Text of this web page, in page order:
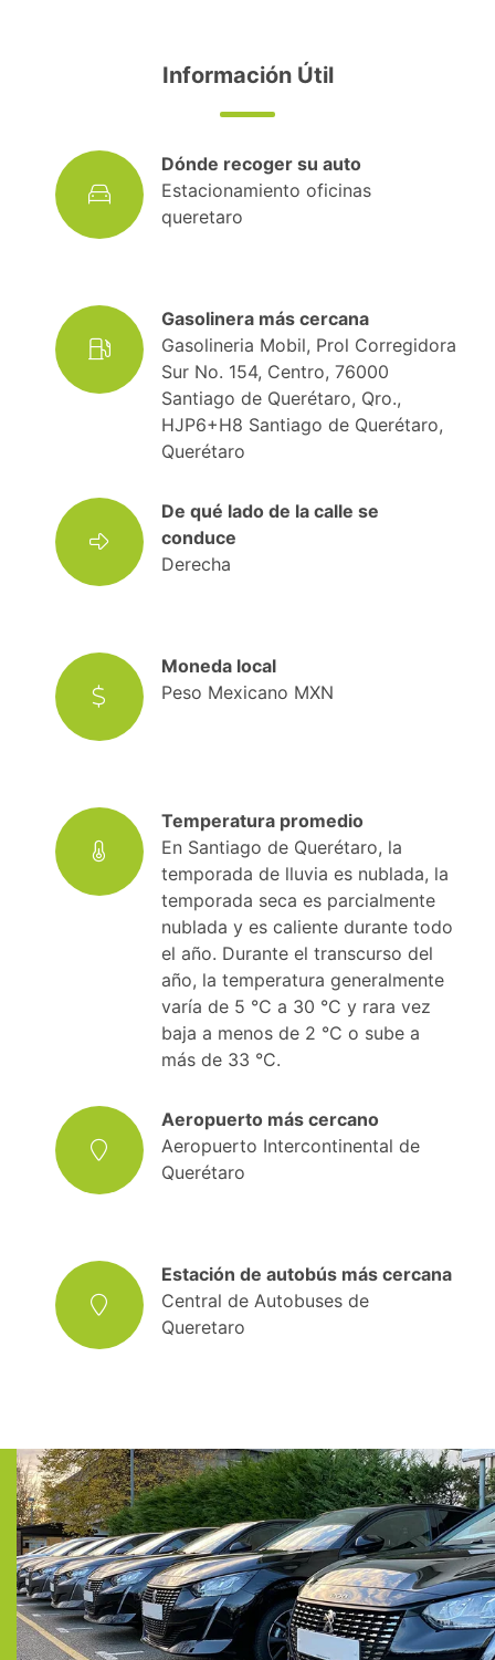
Información Útil
Dónde recoger su auto
Estacionamiento oficinas
queretaro
Gasolinera más cercana
Gasolineria Mobil, Prol Corregidora
Sur No. 154, Centro, 76000
Santiago de Querétaro, Qro.,
HJP6+H8 Santiago de Querétaro,
Querétaro
De qué lado de la calle se
conduce
Derecha
Moneda local
Peso Mexicano MXN
Temperatura promedio
En Santiago de Querétaro, la
temporada de lluvia es nublada, la
temporada seca es parcialmente
nublada y es caliente durante todo
el año. Durante el transcurso del
año, la temperatura generalmente
varía de 5 °C a 30 °C y rara vez
baja a menos de 2 °C o sube a
más de 33 °C.
Aeropuerto más cercano
Aeropuerto Intercontinental de
Querétaro
Estación de autobús más cercana
Central de Autobuses de
Queretaro